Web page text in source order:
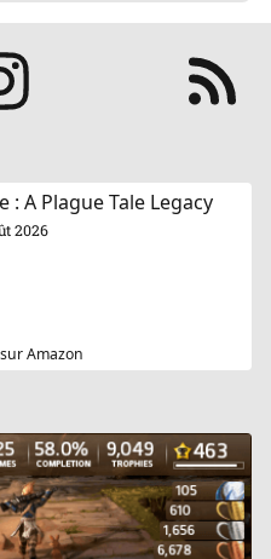
: A Plague Tale Legacy
2026
Amazon